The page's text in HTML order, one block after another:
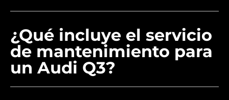
¿Qué incluye el servicio
de mantenimiento para
un Audi Q3?